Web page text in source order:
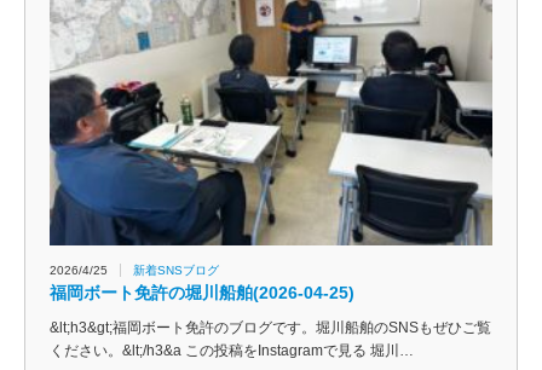
2026/4/25 新着SNSブログ
福岡ボート免許の堀川船舶(2026-04-25)
&lt;h3&gt;福岡ボート免許のブログです。堀川船舶のSNSもぜひご覧
ください。&lt;/h3&a この投稿をInstagramで見る 堀川…